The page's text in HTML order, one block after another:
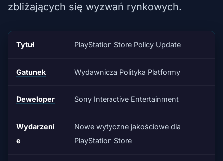
zbliżających się wyzwań rynkowych.
Tytuł PlayStation Store Policy Update
Gatunek Wydawnicza Polityka Platformy
Deweloper Sony Interactive Entertainment
Wydarzeni
e
Nowe wytyczne jakościowe dla
PlayStation Store